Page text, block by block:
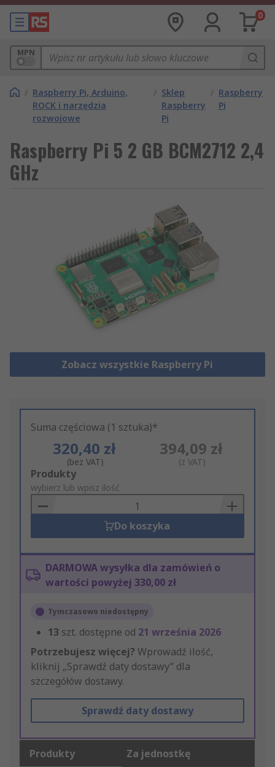
0
MPN
/ Raspberry Pi, Arduino,
ROCK i narzędzia
rozwojowe
/ Sklep
Raspberry
Pi
/ Raspberry
Pi
Raspberry Pi 5 2 GB BCM2712 2,4
GHz
Zobacz wszystkie Raspberry Pi
Suma częściowa (1 sztuka)*
320,40 zł
(bez VAT)
394,09 zł
(z VAT)
Add
to
Basket
Produkty
wybierz lub wpisz ilość
Do koszyka
DARMOWA wysyłka dla zamówień o
wartości powyżej 330,00 zł
Tymczasowo niedostępny
13 szt. dostępne od 21 września 2026
Potrzebujesz więcej? Wprowadź ilość,
kliknij „Sprawdź daty dostawy” dla
szczegółów dostawy.
Sprawdź daty dostawy
Produkty Za jednostkę